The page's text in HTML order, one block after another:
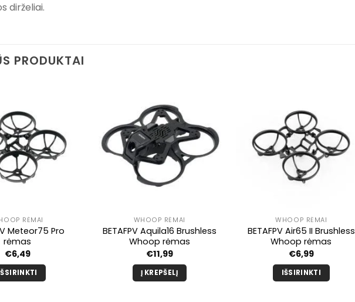
dirželiai.
PRODUKTAI
RĖMAI
Meteor75 Pro
rėmas
€6,49
WHOOP RĖMAI
BETAFPV Aquila16 Brushless
Whoop rėmas
€11,99
Į KREPŠELĮ
WHOOP RĖMAI
BETAFPV Air65 II Brushless
Whoop rėmas
€6,99
IŠSIRINKTI